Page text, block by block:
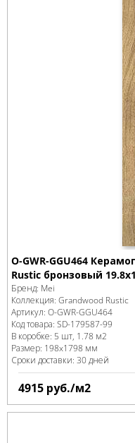
O-GWR-GGU464
Rustic бронзовый
Бренд: Mei
Коллекция: Grandwood Rustic
Артикул: O-GWR-GGU464
Код товара: SD-179587-99
В коробке: 5 шт, 1.78 м2
Размер: 198x1798 мм
Сроки доставки: 30 дней
4915 руб./м2